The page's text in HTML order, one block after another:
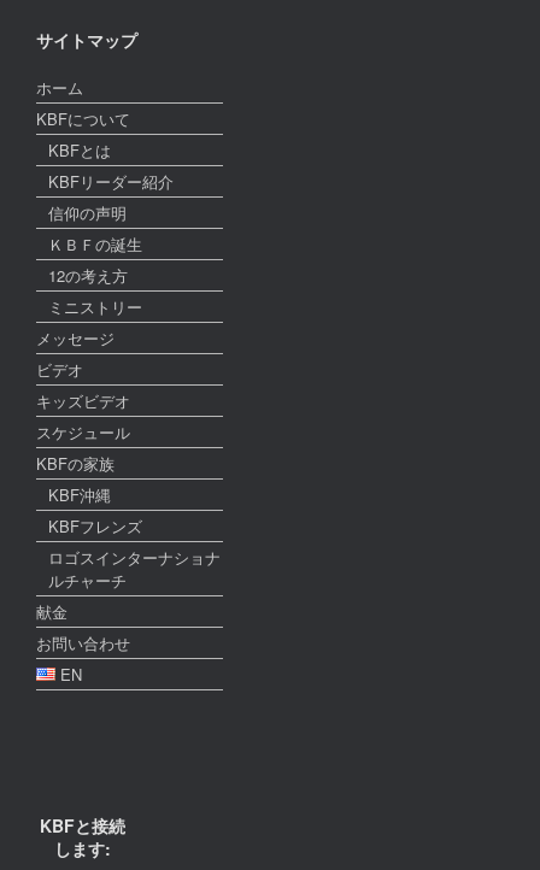
サイトマップ
ホーム
KBFについて
KBFとは
KBFリーダー紹介
信仰の声明
ＫＢＦの誕生
12の考え方
ミニストリー
メッセージ
ビデオ
キッズビデオ
スケジュール
KBFの家族
KBF沖縄
KBFフレンズ
ロゴスインターナショナ
ルチャーチ
献金
お問い合わせ
EN
KBFと接続
します: